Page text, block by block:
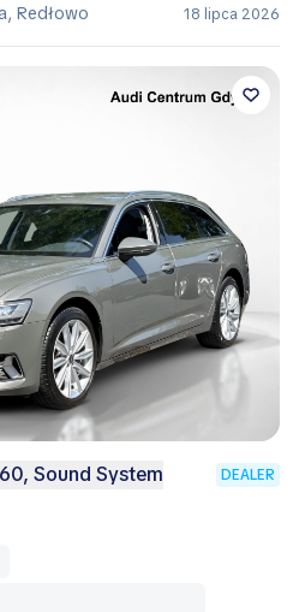
Redłowo
18 lipca 2026
Sound System DEALER